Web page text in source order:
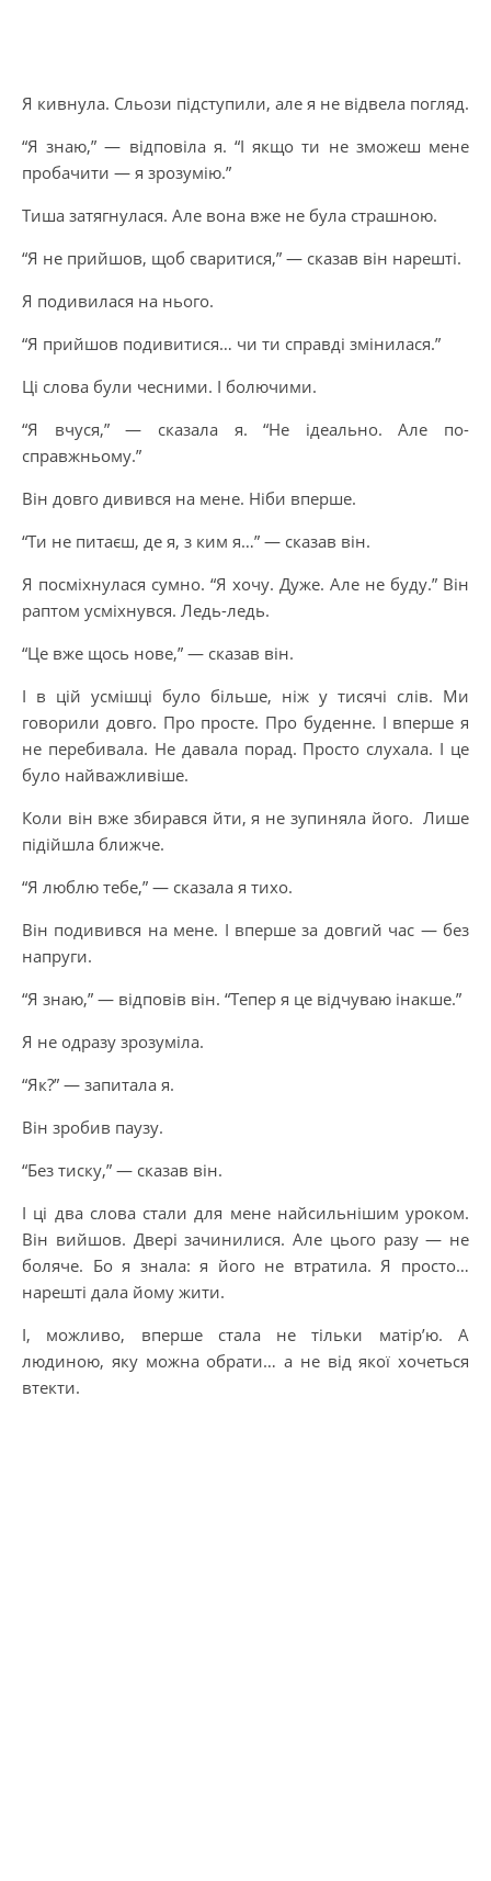
Я кивнула. Сльози підступили, але я не відвела погляд.
“Я знаю,” — відповіла я. “І якщо ти не зможеш мене
пробачити — я зрозумію.”
Тиша затягнулася. Але вона вже не була страшною.
“Я не прийшов, щоб сваритися,” — сказав він нарешті.
Я подивилася на нього.
“Я прийшов подивитися… чи ти справді змінилася.”
Ці слова були чесними. І болючими.
“Я вчуся,” — сказала я. “Не ідеально. Але по-
справжньому.”
Він довго дивився на мене. Ніби вперше.
“Ти не питаєш, де я, з ким я…” — сказав він.
Я посміхнулася сумно. “Я хочу. Дуже. Але не буду.” Він
раптом усміхнувся. Ледь-ледь.
“Це вже щось нове,” — сказав він.
І в цій усмішці було більше, ніж у тисячі слів. Ми
говорили довго. Про просте. Про буденне. І вперше я
не перебивала. Не давала порад. Просто слухала. І це
було найважливіше.
Коли він вже збирався йти, я не зупиняла його. Лише
підійшла ближче.
“Я люблю тебе,” — сказала я тихо.
Він подивився на мене. І вперше за довгий час — без
напруги.
“Я знаю,” — відповів він. “Тепер я це відчуваю інакше.”
Я не одразу зрозуміла.
“Як?” — запитала я.
Він зробив паузу.
“Без тиску,” — сказав він.
І ці два слова стали для мене найсильнішим уроком.
Він вийшов. Двері зачинилися. Але цього разу — не
боляче. Бо я знала: я його не втратила. Я просто…
нарешті дала йому жити.
І, можливо, вперше стала не тільки матір’ю. А
людиною, яку можна обрати… а не від якої хочеться
втекти.